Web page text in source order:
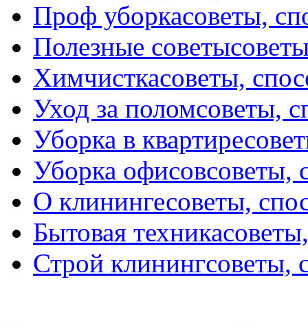
Проф уборкасоветы,
Полезные советы
Химчисткасоветы,
Уход за поломсоветы,
Уборка в квартире
Уборка офисовсоветы,
О клинингесоветы,
Бытовая техника
Строй клинингсоветы,